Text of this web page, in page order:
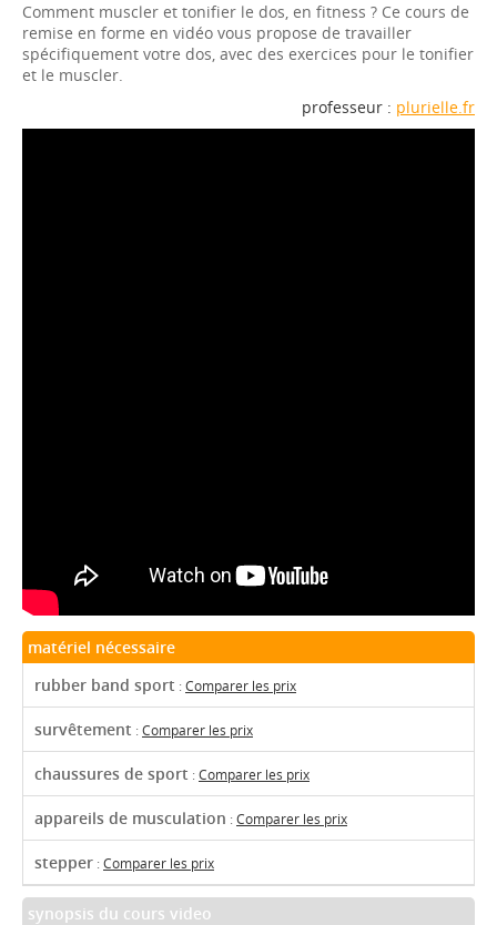
Comment muscler et tonifier le dos, en fitness ? Ce cours de
remise en forme en vidéo vous propose de travailler
spécifiquement votre dos, avec des exercices pour le tonifier
et le muscler.
professeur : plurielle.fr
matériel nécessaire
rubber band sport :Comparer les prix
survêtement :Comparer les prix
chaussures de sport :Comparer les prix
appareils de musculation :Comparer les prix
stepper :Comparer les prix
synopsis du cours video